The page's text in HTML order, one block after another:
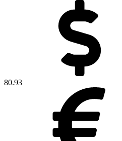
80.93